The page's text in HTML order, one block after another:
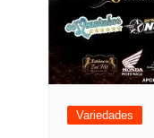
Variedades